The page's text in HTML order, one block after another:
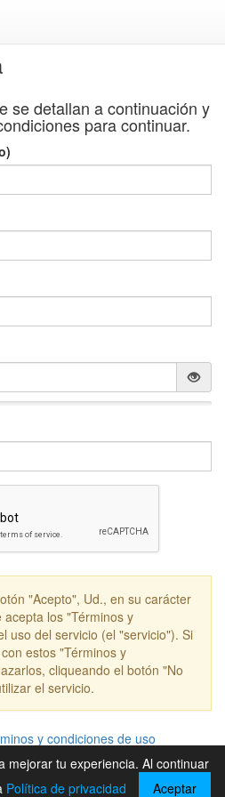
se detallan a continuación y
para continuar.
"Acepto", Ud., en su carácter
los "Términos y
uso del servicio (el "servicio"). Si
estos "Términos y
cliqueando el botón "No
el servicio.
y condiciones de uso
No acepto
mejorar tu experiencia. Al continuar
Política de privacidad Aceptar